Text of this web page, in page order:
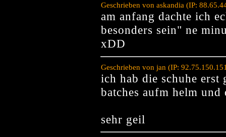
Geschrieben von askandia (IP:
am anfang dachte ich
besonders sein" ne
xDD
Geschrieben von jan (IP:
ich hab die schuhe erst
batches aufm helm
sehr geil